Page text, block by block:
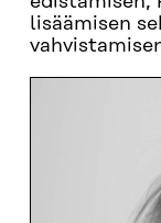
lisäämisen